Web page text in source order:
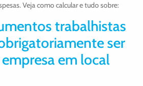
Veja como calcular e tudo sobre:
trabalhistas
ser
em local